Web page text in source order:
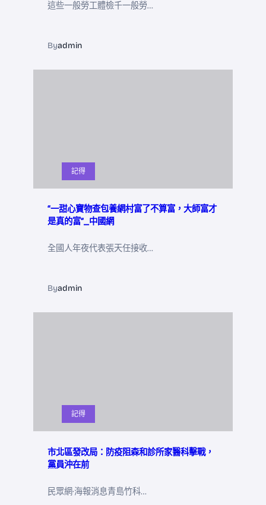
這些一般勞工體檢千一般勞…
Byadmin
記得
“一甜心寶物查包養網村富了不算富，大師富才
是真的富”_中國網
全國人年夜代表張天任接收…
Byadmin
記得
市北區發改局：防疫阻森和診所家醫科擊戰，
黨員沖在前
民眾網·海報消息青島竹科…